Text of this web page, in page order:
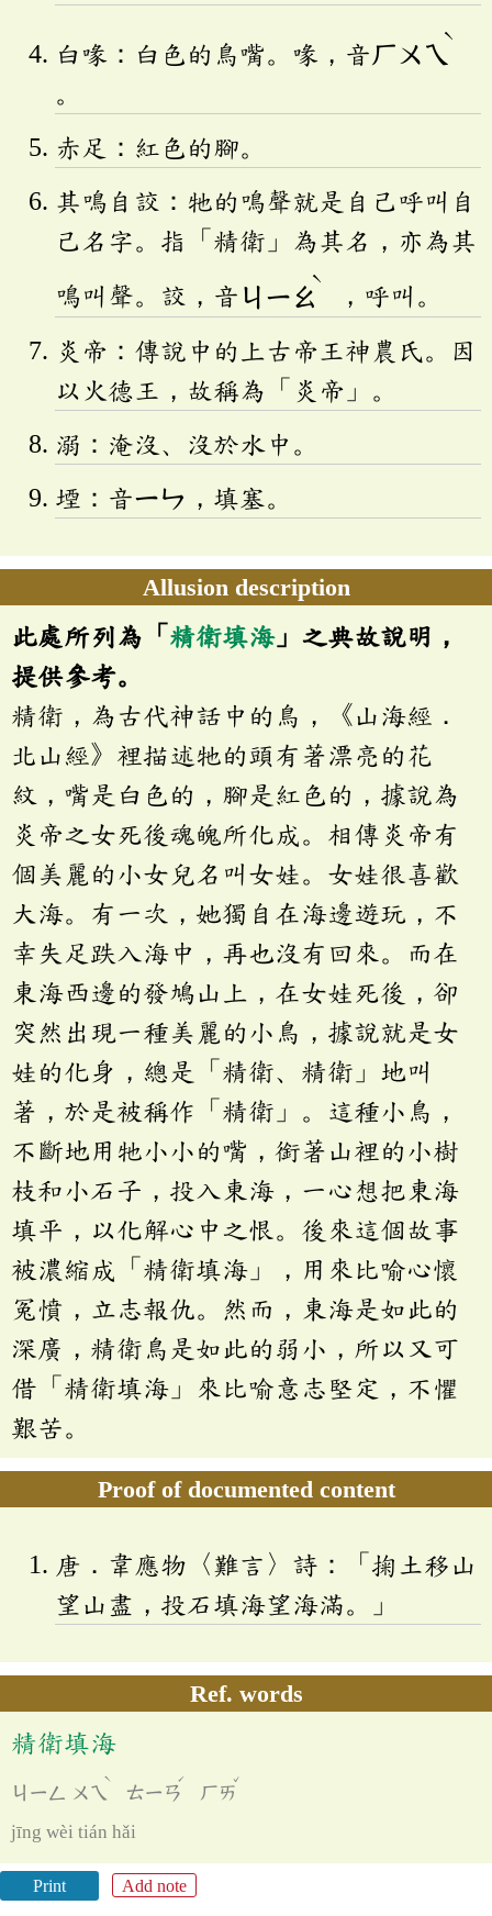
白喙：白色的鳥嘴。喙，音ㄏㄨㄟ
ˋ
。
赤足：紅色的腳。
其鳴自詨：牠的鳴聲就是自己呼叫自
己名字。指「精衛」為其名，亦為其
鳴叫聲。詨，音 ㄐㄧㄠ
ˋ
，呼叫。
炎帝：傳說中的上古帝王神農氏。因
以火德王，故稱為「炎帝」。
溺：淹沒、沒於水中。
堙：音ㄧㄣ ，填塞。
Allusion description
此處所列為「 精衛填海」之典故說明，
提供參考。
精衛，為古代神話中的鳥，《山海經．
北山經》裡描述牠的頭有著漂亮的花
紋，嘴是白色的，腳是紅色的，據說為
炎帝之女死後魂魄所化成。相傳炎帝有
個美麗的小女兒名叫女娃。女娃很喜歡
大海。有一次，她獨自在海邊遊玩，不
幸失足跌入海中，再也沒有回來。而在
東海西邊的發鳩山上，在女娃死後，卻
突然出現一種美麗的小鳥，據說就是女
娃的化身，總是「精衛、精衛」地叫
著，於是被稱作「精衛」。這種小鳥，
不斷地用牠小小的嘴，銜著山裡的小樹
枝和小石子，投入東海，一心想把東海
填平，以化解心中之恨。後來這個故事
被濃縮成「精衛填海」，用來比喻心懷
冤憤，立志報仇。然而，東海是如此的
深廣，精衛鳥是如此的弱小，所以又可
借「精衛填海」來比喻意志堅定，不懼
艱苦。
Proof of documented content
唐．韋應物〈難言〉詩：「掬土移山
望山盡，投石填海望海滿。」
Ref. words
精衛填海
ㄐㄧㄥ ㄨㄟ
ˋ
ㄊㄧㄢ
ˊ
ㄏㄞ
ˇ
jīng wèi tián hǎi
Print Add note